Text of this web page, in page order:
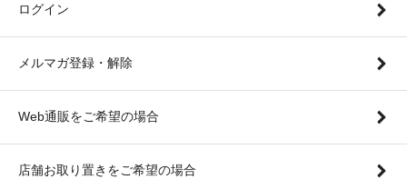
ログイン
メルマガ登録・解除
Web通販をご希望の場合
店舗お取り置きをご希望の場合